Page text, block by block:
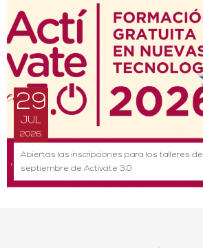
29
JUL
2026
Abiertas las inscripciones para los talleres de
septiembre de Actívate 3.0